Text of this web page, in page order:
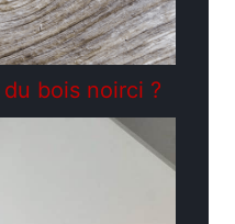
bois noirci ?